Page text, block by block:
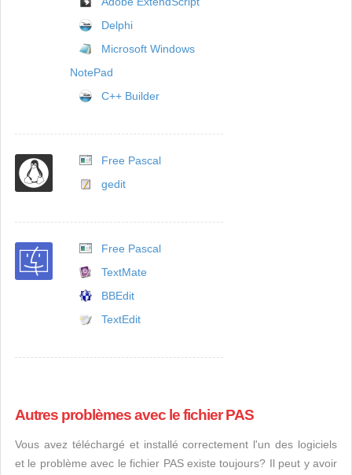
Delphi
Microsoft Windows
NotePad
C++ Builder
Free Pascal
gedit
Free Pascal
TextMate
BBEdit
TextEdit
Autres problèmes avec le fichier PAS
Vous avez téléchargé et installé correctement l'un des logiciels
et le problème avec le fichier PAS existe toujours? Il peut y avoir